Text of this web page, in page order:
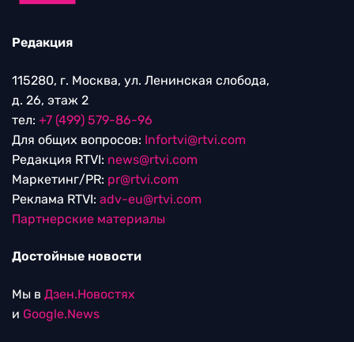
Редакция
115280, г. Москва, ул. Ленинская слобода,
д. 26, этаж 2
тел: +7 (499) 579-86-96
Для общих вопросов: Infortvi@rtvi.com
Редакция RTVI: news@rtvi.com
Маркетинг/PR: pr@rtvi.com
Реклама RTVI: adv-eu@rtvi.com
Партнерские материалы
Достойные новости
Мы в Дзен.Новостях
и Google.News